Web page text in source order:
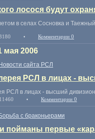
лосося будут
в селах Сосновка и
• Комментарии 0
мая 2006
Новости сайта РСЛ
РСЛ в лицах -
РСЛ в лицах - высший
• Комментарии 0
Борьба с браконьерами
пойманы первые